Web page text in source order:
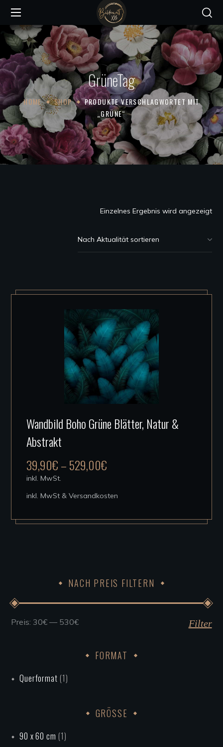
GrüneTag
HOME SHOP
PRODUKTE VERSCHLAGWORTET MIT
„GRÜNE“
Einzelnes Ergebnis wird angezeigt
Produkt
Die
gewählt
werden
Wandbild Boho Grüne Blätter, Natur &
Abstrakt
39,90€–529,00€
inkl. MwSt.
inkl. MwSt & Versandkosten
NACH PREIS FILTERN
Min.
Max.
Filter
Preis: 30€ — 530€
FORMAT
Querformat (1)
GRÖSSE
90 x 60 cm (1)